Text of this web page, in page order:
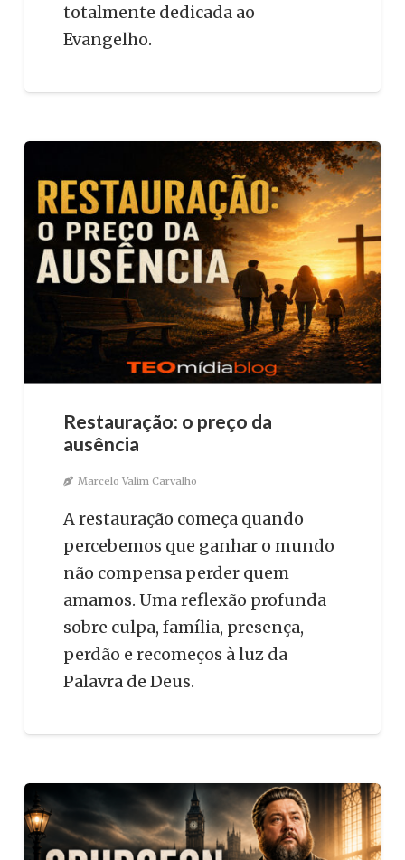
totalmente dedicada ao
Evangelho.
Restauração: o preço da
ausência
Marcelo Valim Carvalho
A restauração começa quando
percebemos que ganhar o mundo
não compensa perder quem
amamos. Uma reflexão profunda
sobre culpa, família, presença,
perdão e recomeços à luz da
Palavra de Deus.